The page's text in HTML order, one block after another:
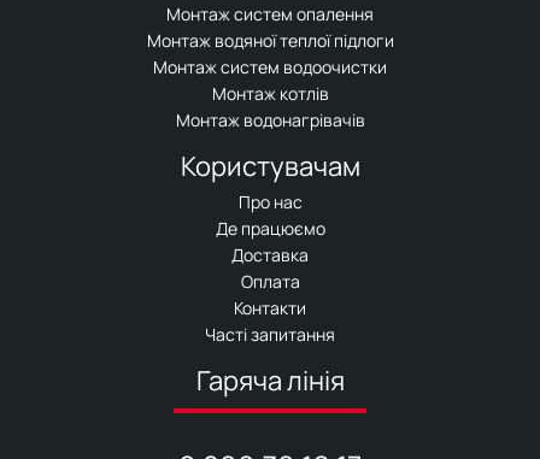
Монтаж систем опалення
Монтаж водяної теплої підлоги
Монтаж систем водоочистки
Монтаж котлів
Монтаж водонагрівачів
Користувачам
Про нас
Де працюємо
Доставка
Оплата
Контакти
Часті запитання
Гаряча лінія